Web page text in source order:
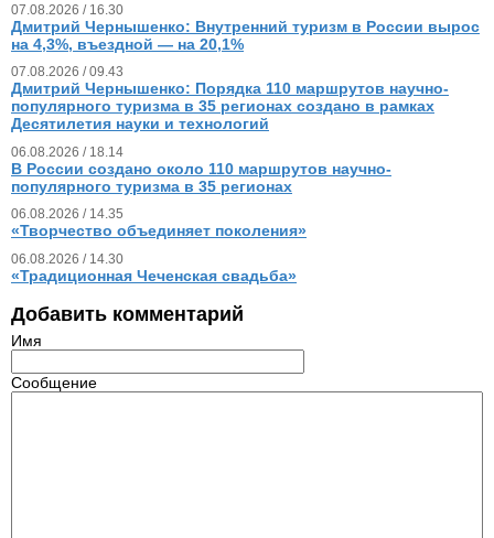
07.08.2026 / 16.30
Дмитрий Чернышенко: Внутренний туризм в России вырос
на 4,3%, въездной — на 20,1%
07.08.2026 / 09.43
Дмитрий Чернышенко: Порядка 110 маршрутов научно-
популярного туризма в 35 регионах создано в рамках
Десятилетия науки и технологий
06.08.2026 / 18.14
В России создано около 110 маршрутов научно-
популярного туризма в 35 регионах
06.08.2026 / 14.35
«Творчество объединяет поколения»
06.08.2026 / 14.30
«Традиционная Чеченская свадьба»
Добавить комментарий
Имя
Сообщение